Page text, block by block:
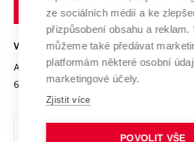
Open Science
Projekty
Projekty ze strukturálních fondů
Specifický výzkum
Mezinárodní dohody
Univerzitní sítě
Podnikavá univerzita / ContriBUTe
Bezpečná univerzita
Vyznamenání
Organizační struktura
Ochrana osobních údajů
VYSOKÉ UČENÍ TECHNICKÉ V BRNĚ
Antonínská 548/1
602 00 Brno
www.vut.cz
vut@vutbr.cz
ze sociálních médií a ke
přizpůsobení obsahu a reklam.
můžeme také předávat
platformám některé osobní
marketingové účely.
Zjistit více
POVOLIT VŠE